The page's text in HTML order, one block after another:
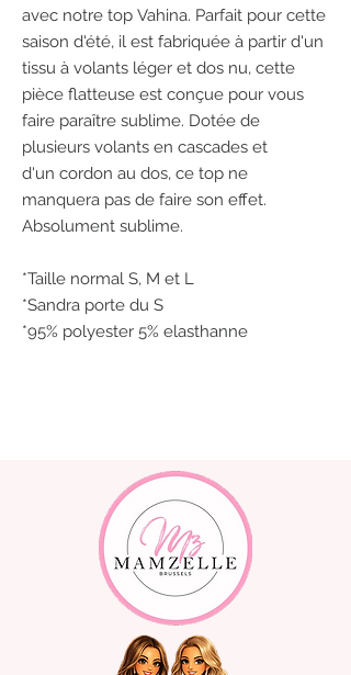
avec notre top Vahina. Parfait pour cette
saison d'été, il est fabriquée à partir d'un
tissu à volants léger et dos nu, cette
pièce flatteuse est conçue pour vous
faire paraître sublime. Dotée de
plusieurs volants en cascades et
d'un cordon au dos, ce top ne
manquera pas de faire son effet.
Absolument sublime.
*Taille normal S, M et L
*Sandra porte du S
*95% polyester 5% elasthanne